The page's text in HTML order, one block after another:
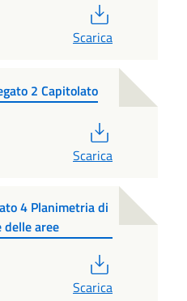
Scarica
2 Capitolato
Scarica
4 Planimetria di
aree
Scarica